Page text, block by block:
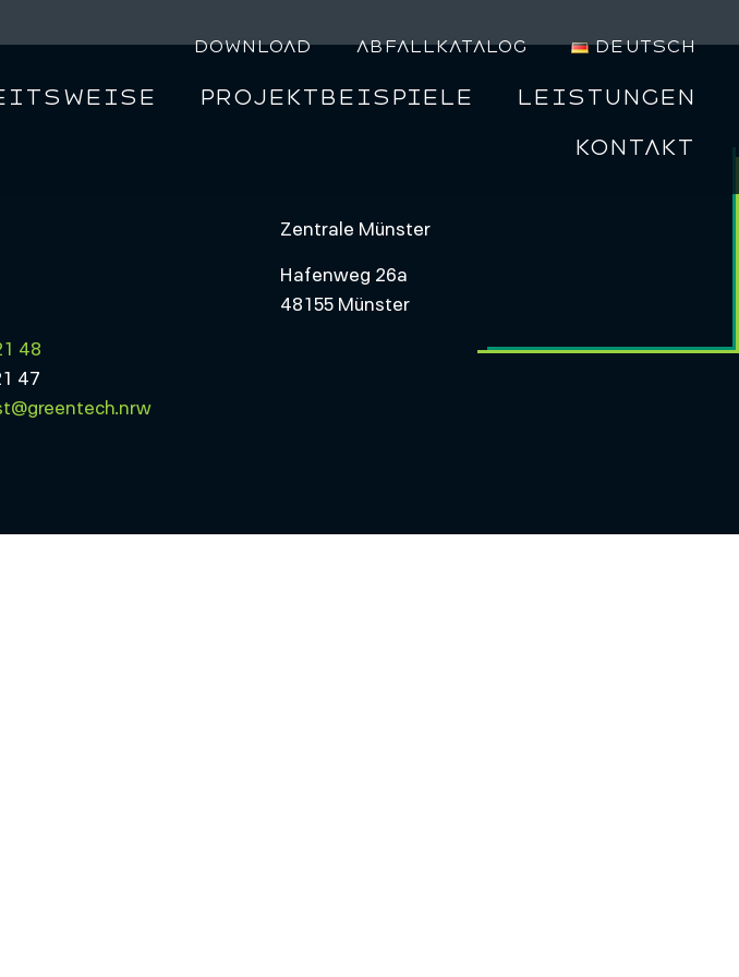
Download Abfallkatalog Deutsch
Projektbeispiele
Leistungen
Kontakt
48
47
Zentrale Münster
Hafenweg 26a
48155 Münster